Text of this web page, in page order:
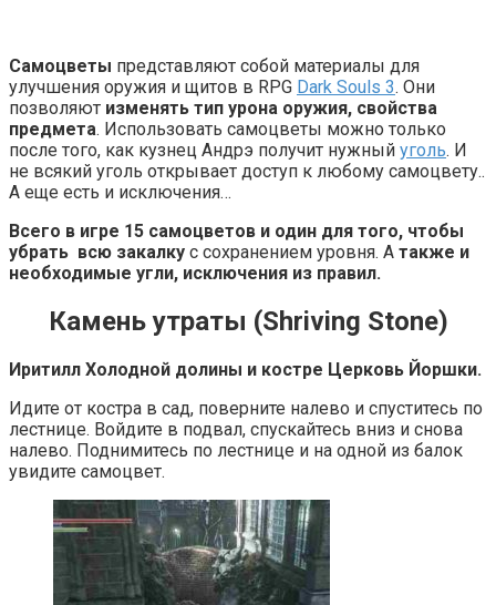
Самоцветы представляют собой материалы для
улучшения оружия и щитов в RPG Dark Souls 3. Они
позволяют изменять тип урона оружия, свойства
предмета. Использовать самоцветы можно только
после того, как кузнец Андрэ получит нужный уголь. И
не всякий уголь открывает доступ к любому самоцвету..
А еще есть и исключения…
Всего в игре 15 самоцветов и один для того, чтобы
убрать всю закалку с сохранением уровня. А также и
необходимые угли, исключения из правил.
Камень утраты (Shriving Stone)
Иритилл Холодной долины и костре Церковь Йоршки.
Идите от костра в сад, поверните налево и спуститесь по
лестнице. Войдите в подвал, спускайтесь вниз и снова
налево. Поднимитесь по лестнице и на одной из балок
увидите самоцвет.